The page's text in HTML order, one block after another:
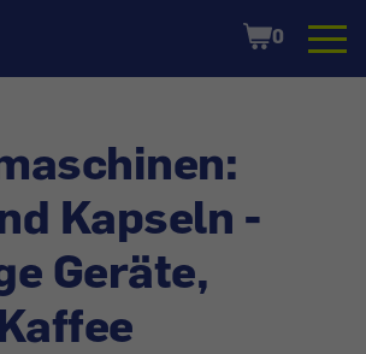
Shopping
Cart
0
Kapseln -
Geräte,